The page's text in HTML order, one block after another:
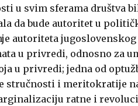
u svim sferama društva
da bude autoritet u
autoriteta
u privredi, odnosno za
u privredi; jedna od
stručnosti i meritokratije
ratne i